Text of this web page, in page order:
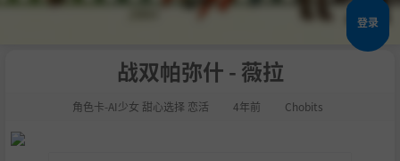
登录
战双帕弥什 - 薇拉
角色卡-AI少女 甜心选择 恋活 4年前 Chobits